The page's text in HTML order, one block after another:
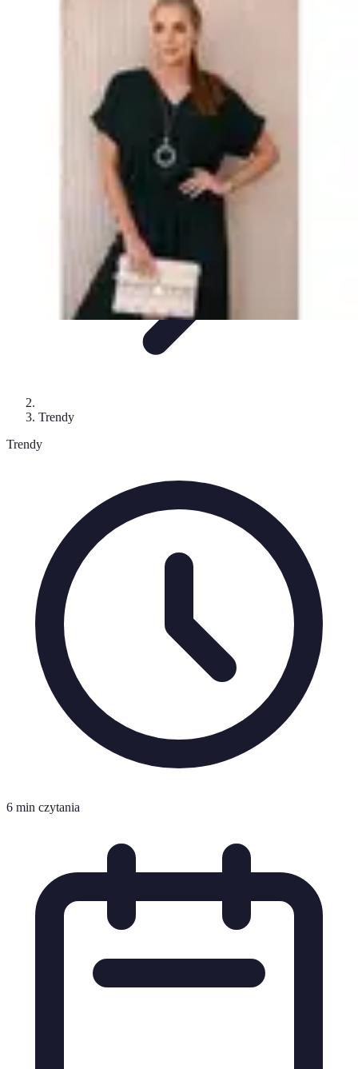
Inspiracje Budowa i materiały
Projekty na Dom
Trendy
Trendy
6 min czytania